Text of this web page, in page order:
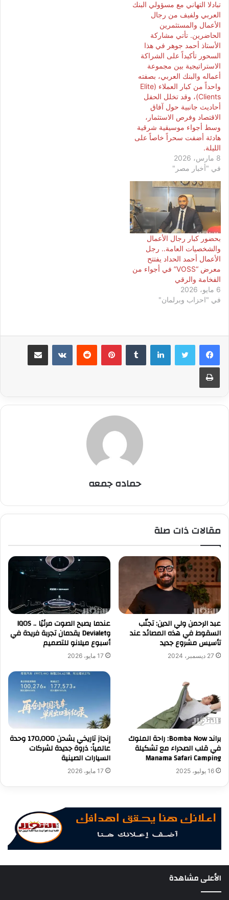
تبادلا التهاني مع مسؤولي البنك
العربي ولفيف من رجال
الأعمال والمستثمرين
الحاضرين. تأتي مشاركة
الأستاذ أحمد جوهر في هذا
السحور تأكيداً على الشراكة
الاستراتيجية بين مجموعة
أعماله والبنك العربي، بصفته
واحداً من كبار العملاء (Elite
Clients)، وقد تخلل الحفل
أحاديث جانبية حول آفاق
الاقتصاد وفرص الاستثمار،
وسط أجواء موسيقية شرقية
هادئة أضفت سحراً خاصاً على
الليلة.
8 مارس، 2026
في "أخبار مصر"
بحضور كبار رجال الأعمال
والشخصيات العامة.. رجل
الأعمال أحمد الحداد يفتتح
معرض “VOSS” في أجواء من
الفخامة والرقي
6 مايو، 2026
في "احزاب وبرلمان"
لينكدإن بينتيريست مشاركة عبر البريد
طباعة
حماده جمعه
مقالات ذات صلة
عبد الرحمن ولي الدين: تجنّب
السقوط في هذه المصائد عند
تأسيس مشروع جديد
27 ديسمبر، 2024
عندما يصبح الصوت مرئيًا .. IQOS
وDevialet يقدمان تجربة فريدة في
أسبوع ميلانو للتصميم
17 مايو، 2026
براند Bomba Now: راحة الملوك
في قلب الصحراء مع تشكيلة
Manama Safari Camping
16 يوليو، 2025
إنجاز تاريخي بشحن 170,000 وحدة
عالمياً: ذروة جديدة لشركات
السيارات الصينية
17 مايو، 2026
الأعلى مشاهدة